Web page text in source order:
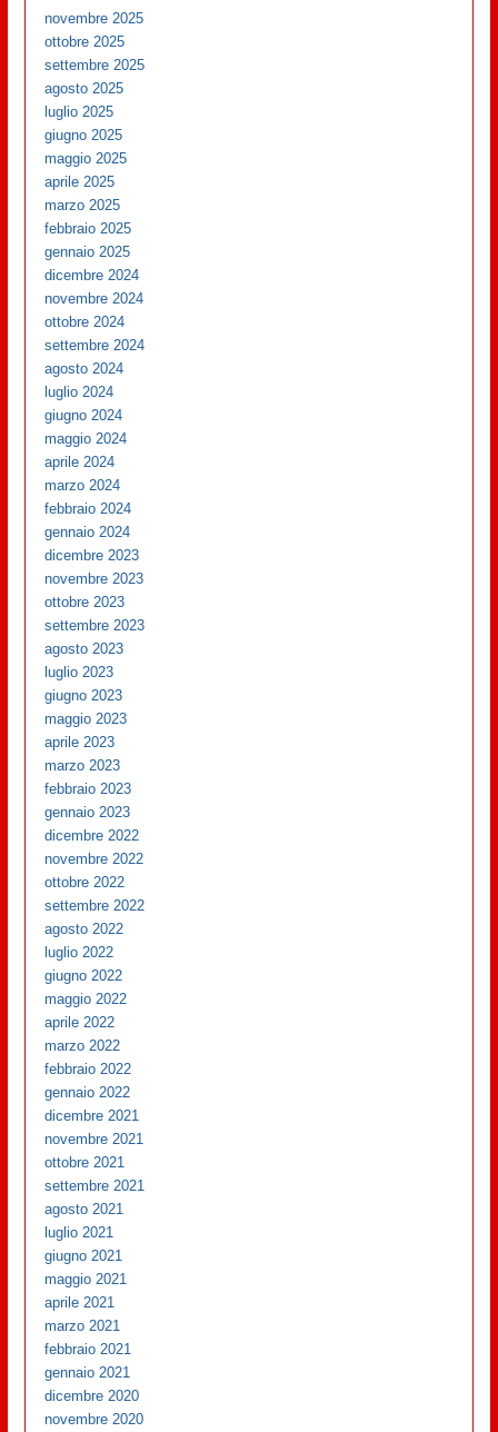
novembre 2025
ottobre 2025
settembre 2025
agosto 2025
luglio 2025
giugno 2025
maggio 2025
aprile 2025
marzo 2025
febbraio 2025
gennaio 2025
dicembre 2024
novembre 2024
ottobre 2024
settembre 2024
agosto 2024
luglio 2024
giugno 2024
maggio 2024
aprile 2024
marzo 2024
febbraio 2024
gennaio 2024
dicembre 2023
novembre 2023
ottobre 2023
settembre 2023
agosto 2023
luglio 2023
giugno 2023
maggio 2023
aprile 2023
marzo 2023
febbraio 2023
gennaio 2023
dicembre 2022
novembre 2022
ottobre 2022
settembre 2022
agosto 2022
luglio 2022
giugno 2022
maggio 2022
aprile 2022
marzo 2022
febbraio 2022
gennaio 2022
dicembre 2021
novembre 2021
ottobre 2021
settembre 2021
agosto 2021
luglio 2021
giugno 2021
maggio 2021
aprile 2021
marzo 2021
febbraio 2021
gennaio 2021
dicembre 2020
novembre 2020